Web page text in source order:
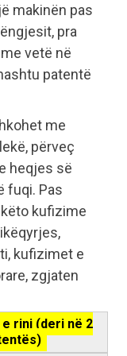
makinën pas
pra
vetë në
patentë
me
përveç
heqjes së
fuqi. Pas
kufizime
kufizimet e
zgjaten
rinj (deri në 2